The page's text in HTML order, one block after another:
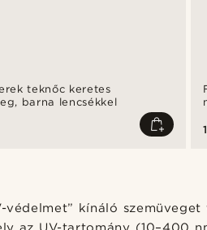
teknőc keretes
barna lencsékkel
védelmet” kínáló